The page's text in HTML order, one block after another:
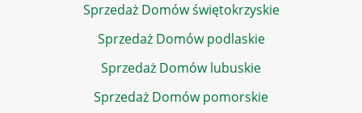
Sprzedaż Domów świętokrzyskie
Sprzedaż Domów podlaskie
Sprzedaż Domów lubuskie
Sprzedaż Domów pomorskie